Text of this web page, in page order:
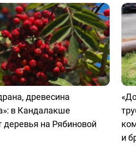
древесина
в Кандалакше
деревья на Рябиновой
и